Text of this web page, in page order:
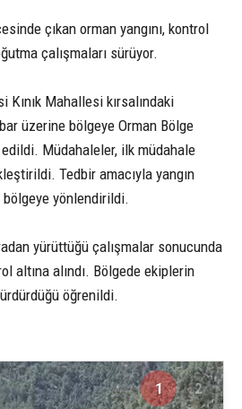
çıkan orman yangını, kontrol
çalışmaları sürüyor.
Kınık Mahallesi kırsalındaki
üzerine bölgeye Orman Bölge
Müdahaleler, ilk müdahale
Tedbir amacıyla yangın
yönlendirildi.
yürüttüğü çalışmalar sonucunda
altına alındı. Bölgede ekiplerin
öğrenildi.
1 2